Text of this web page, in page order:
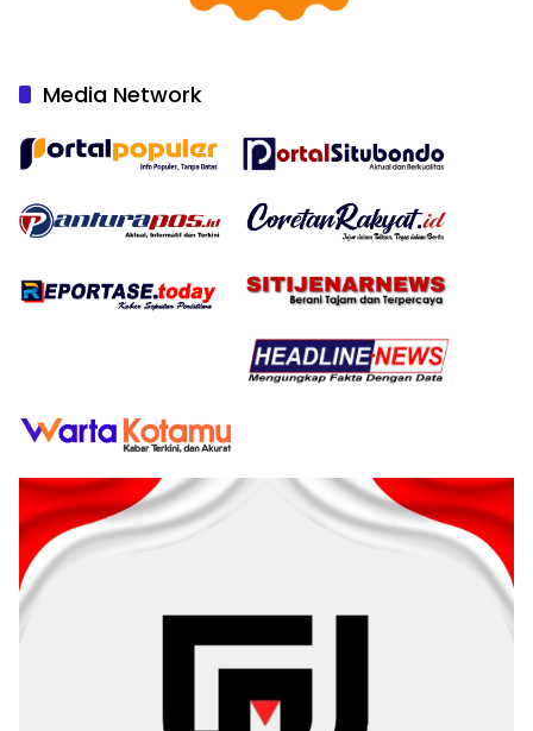
Media Network